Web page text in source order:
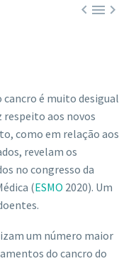

cancro é muito desigual
respeito aos novos
como em relação aos
revelam os
no congresso da
(ESMO 2020). Um
um número maior
do cancro do